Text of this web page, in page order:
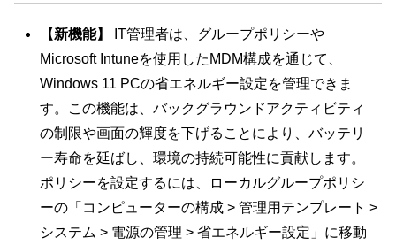
【新機能】
IT管理者は、グループポリシーや
Microsoft Intuneを使用したMDM構成を通じて、
Windows 11 PCの省エネルギー設定を管理できま
す。この機能は、バックグラウンドアクティビティ
の制限や画面の輝度を下げることにより、バッテリ
ー寿命を延ばし、環境の持続可能性に貢献します。
ポリシーを設定するには、ローカルグループポリシ
ーの「コンピューターの構成 > 管理用テンプレート >
システム > 電源の管理 > 省エネルギー設定」に移動